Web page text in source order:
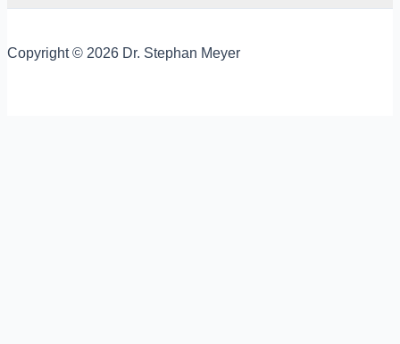
Copyright © 2026 Dr. Stephan Meyer